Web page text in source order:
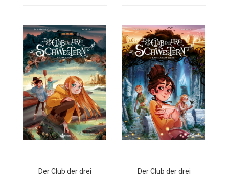
Der Club der drei
Der Club der drei